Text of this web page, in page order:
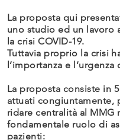
La proposta qui
uno studio ed un lavoro
la crisi COVID-19.
Tuttavia proprio la crisi
l’importanza e l’urgenza
La proposta consiste in
attuati congiuntamente,
ridare centralità al MMG
fondamentale ruolo di
pazienti: